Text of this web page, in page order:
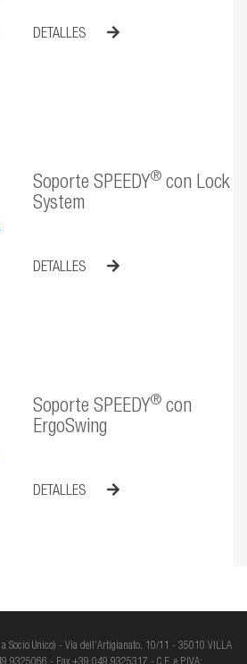
DETALLES
Soporte SPEEDY®con Lock
System
DETALLES
Soporte SPEEDY®con
ErgoSwing
DETALLES
a Socio Unico) - Via dell’Artigianato, 10/11 - 35010 VILLA